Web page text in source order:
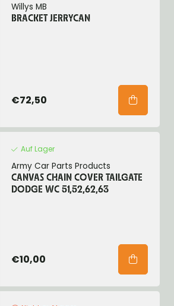
Willys MB
BRACKET JERRYCAN
€72,50
Auf Lager
Army Car Parts Products
CANVAS CHAIN COVER TAILGATE
DODGE WC 51,52,62,63
€10,00